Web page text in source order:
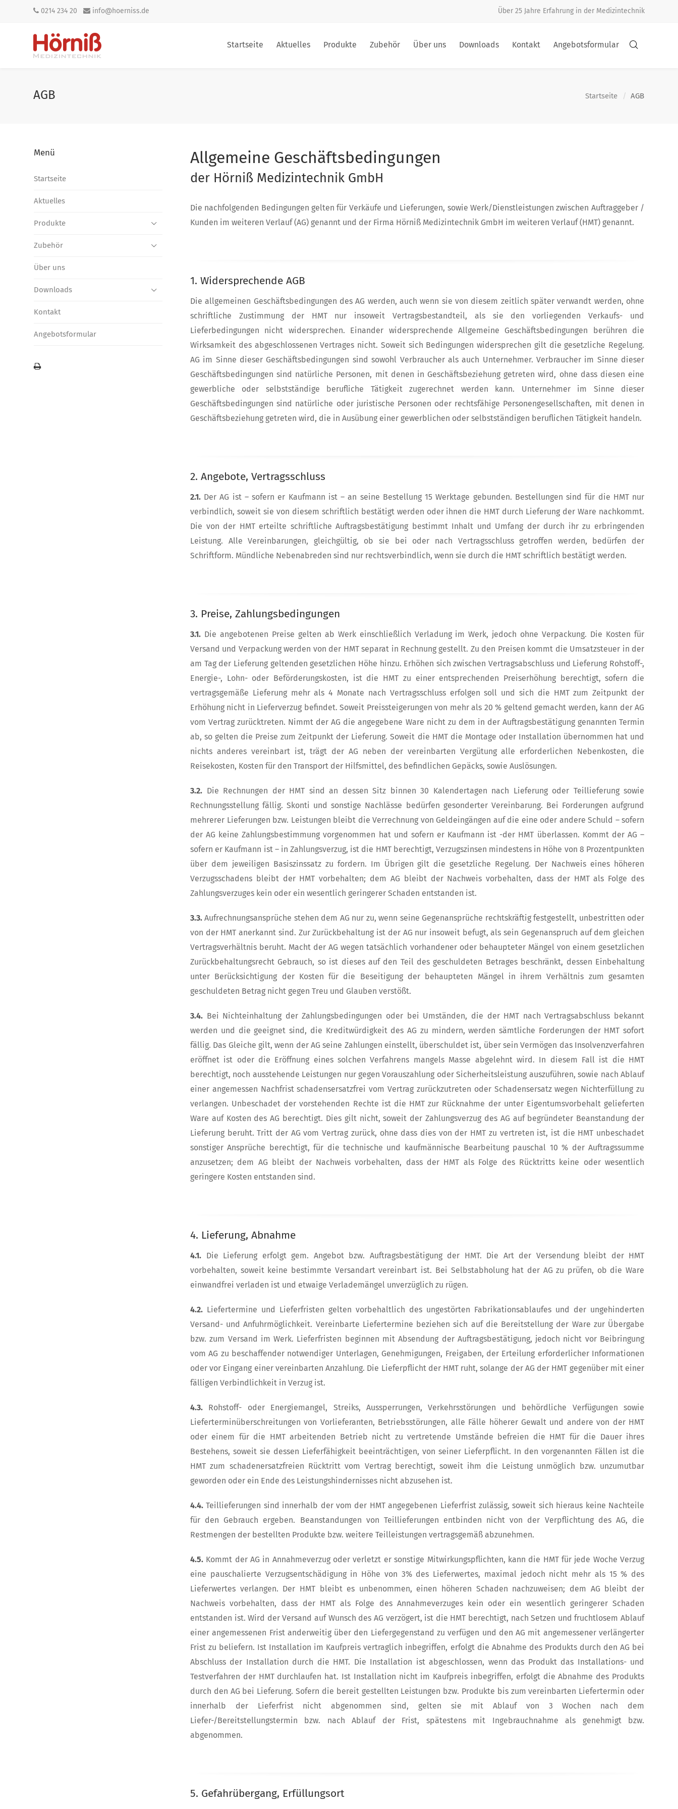
0214 234 20 info@hoerniss.de Über 25 Jahre Erfahrung in der Medizintechnik
Startseite Aktuelles Produkte Zubehör Über uns Downloads Kontakt Angebotsformular
AGB Startseite AGB
Allgemeine Geschäftsbedingungen
der Hörniß Medizintechnik GmbH
Die nachfolgenden Bedingungen gelten für Verkäufe und Lieferungen, sowie Werk/Dienstleistungen zwischen Auftraggeber /
Kunden im weiteren Verlauf (AG) genannt und der Firma Hörniß Medizintechnik GmbH im weiteren Verlauf (HMT) genannt.
1. Widersprechende AGB
Die allgemeinen Geschäftsbedingungen des AG werden, auch wenn sie von diesem zeitlich später verwandt werden, ohne
schriftliche Zustimmung der HMT nur insoweit Vertragsbestandteil, als sie den vorliegenden Verkaufs- und
Lieferbedingungen nicht widersprechen. Einander widersprechende Allgemeine Geschäftsbedingungen berühren die
Wirksamkeit des abgeschlossenen Vertrages nicht. Soweit sich Bedingungen widersprechen gilt die gesetzliche Regelung.
AG im Sinne dieser Geschäftsbedingungen sind sowohl Verbraucher als auch Unternehmer. Verbraucher im Sinne dieser
Geschäftsbedingungen sind natürliche Personen, mit denen in Geschäftsbeziehung getreten wird, ohne dass diesen eine
gewerbliche oder selbstständige berufliche Tätigkeit zugerechnet werden kann. Unternehmer im Sinne dieser
Geschäftsbedingungen sind natürliche oder juristische Personen oder rechtsfähige Personengesellschaften, mit denen in
Geschäftsbeziehung getreten wird, die in Ausübung einer gewerblichen oder selbstständigen beruflichen Tätigkeit handeln.
2. Angebote, Vertragsschluss
2.1. Der AG ist – sofern er Kaufmann ist – an seine Bestellung 15 Werktage gebunden. Bestellungen sind für die HMT nur
verbindlich, soweit sie von diesem schriftlich bestätigt werden oder ihnen die HMT durch Lieferung der Ware nachkommt.
Die von der HMT erteilte schriftliche Auftragsbestätigung bestimmt Inhalt und Umfang der durch ihr zu erbringenden
Leistung. Alle Vereinbarungen, gleichgültig, ob sie bei oder nach Vertragsschluss getroffen werden, bedürfen der
Schriftform. Mündliche Nebenabreden sind nur rechtsverbindlich, wenn sie durch die HMT schriftlich bestätigt werden.
3. Preise, Zahlungsbedingungen
3.1. Die angebotenen Preise gelten ab Werk einschließlich Verladung im Werk, jedoch ohne Verpackung. Die Kosten für
Versand und Verpackung werden von der HMT separat in Rechnung gestellt. Zu den Preisen kommt die Umsatzsteuer in der
am Tag der Lieferung geltenden gesetzlichen Höhe hinzu. Erhöhen sich zwischen Vertragsabschluss und Lieferung Rohstoff-,
Energie-, Lohn- oder Beförderungskosten, ist die HMT zu einer entsprechenden Preiserhöhung berechtigt, sofern die
vertragsgemäße Lieferung mehr als 4 Monate nach Vertragsschluss erfolgen soll und sich die HMT zum Zeitpunkt der
Erhöhung nicht in Lieferverzug befindet. Soweit Preissteigerungen von mehr als 20 % geltend gemacht werden, kann der AG
vom Vertrag zurücktreten. Nimmt der AG die angegebene Ware nicht zu dem in der Auftragsbestätigung genannten Termin
ab, so gelten die Preise zum Zeitpunkt der Lieferung. Soweit die HMT die Montage oder Installation übernommen hat und
nichts anderes vereinbart ist, trägt der AG neben der vereinbarten Vergütung alle erforderlichen Nebenkosten, die
Reisekosten, Kosten für den Transport der Hilfsmittel, des befindlichen Gepäcks, sowie Auslösungen.
3.2. Die Rechnungen der HMT sind an dessen Sitz binnen 30 Kalendertagen nach Lieferung oder Teillieferung sowie
Rechnungsstellung fällig. Skonti und sonstige Nachlässe bedürfen gesonderter Vereinbarung. Bei Forderungen aufgrund
mehrerer Lieferungen bzw. Leistungen bleibt die Verrechnung von Geldeingängen auf die eine oder andere Schuld – sofern
der AG keine Zahlungsbestimmung vorgenommen hat und sofern er Kaufmann ist -der HMT überlassen. Kommt der AG –
sofern er Kaufmann ist – in Zahlungsverzug, ist die HMT berechtigt, Verzugszinsen mindestens in Höhe von 8 Prozentpunkten
über dem jeweiligen Basiszinssatz zu fordern. Im Übrigen gilt die gesetzliche Regelung. Der Nachweis eines höheren
Verzugsschadens bleibt der HMT vorbehalten; dem AG bleibt der Nachweis vorbehalten, dass der HMT als Folge des
Zahlungsverzuges kein oder ein wesentlich geringerer Schaden entstanden ist.
3.3.Aufrechnungsansprüche stehen dem AG nur zu, wenn seine Gegenansprüche rechtskräftig festgestellt, unbestritten oder
von der HMT anerkannt sind. Zur Zurückbehaltung ist der AG nur insoweit befugt, als sein Gegenanspruch auf dem gleichen
Vertragsverhältnis beruht. Macht der AG wegen tatsächlich vorhandener oder behaupteter Mängel von einem gesetzlichen
Zurückbehaltungsrecht Gebrauch, so ist dieses auf den Teil des geschuldeten Betrages beschränkt, dessen Einbehaltung
unter Berücksichtigung der Kosten für die Beseitigung der behaupteten Mängel in ihrem Verhältnis zum gesamten
geschuldeten Betrag nicht gegen Treu und Glauben verstößt.
3.4. Bei Nichteinhaltung der Zahlungsbedingungen oder bei Umständen, die der HMT nach Vertragsabschluss bekannt
werden und die geeignet sind, die Kreditwürdigkeit des AG zu mindern, werden sämtliche Forderungen der HMT sofort
fällig. Das Gleiche gilt, wenn der AG seine Zahlungen einstellt, überschuldet ist, über sein Vermögen das Insolvenzverfahren
eröffnet ist oder die Eröffnung eines solchen Verfahrens mangels Masse abgelehnt wird. In diesem Fall ist die HMT
berechtigt, noch ausstehende Leistungen nur gegen Vorauszahlung oder Sicherheitsleistung auszuführen, sowie nach Ablauf
einer angemessen Nachfrist schadensersatzfrei vom Vertrag zurückzutreten oder Schadensersatz wegen Nichterfüllung zu
verlangen. Unbeschadet der vorstehenden Rechte ist die HMT zur Rücknahme der unter Eigentumsvorbehalt gelieferten
Ware auf Kosten des AG berechtigt. Dies gilt nicht, soweit der Zahlungsverzug des AG auf begründeter Beanstandung der
Lieferung beruht. Tritt der AG vom Vertrag zurück, ohne dass dies von der HMT zu vertreten ist, ist die HMT unbeschadet
sonstiger Ansprüche berechtigt, für die technische und kaufmännische Bearbeitung pauschal 10 % der Auftragssumme
anzusetzen; dem AG bleibt der Nachweis vorbehalten, dass der HMT als Folge des Rücktritts keine oder wesentlich
geringere Kosten entstanden sind.
4. Lieferung, Abnahme
4.1. Die Lieferung erfolgt gem. Angebot bzw. Auftragsbestätigung der HMT. Die Art der Versendung bleibt der HMT
vorbehalten, soweit keine bestimmte Versandart vereinbart ist. Bei Selbstabholung hat der AG zu prüfen, ob die Ware
einwandfrei verladen ist und etwaige Verlademängel unverzüglich zu rügen.
4.2. Liefertermine und Lieferfristen gelten vorbehaltlich des ungestörten Fabrikationsablaufes und der ungehinderten
Versand- und Anfuhrmöglichkeit. Vereinbarte Liefertermine beziehen sich auf die Bereitstellung der Ware zur Übergabe
bzw. zum Versand im Werk. Lieferfristen beginnen mit Absendung der Auftragsbestätigung, jedoch nicht vor Beibringung
vom AG zu beschaffender notwendiger Unterlagen, Genehmigungen, Freigaben, der Erteilung erforderlicher Informationen
oder vor Eingang einer vereinbarten Anzahlung. Die Lieferpflicht der HMT ruht, solange der AG der HMT gegenüber mit einer
fälligen Verbindlichkeit in Verzug ist.
4.3. Rohstoff- oder Energiemangel, Streiks, Aussperrungen, Verkehrsstörungen und behördliche Verfügungen sowie
Liefertermin­überschreitungen von Vorlieferanten, Betriebsstörungen, alle Fälle höherer Gewalt und andere von der HMT
oder einem für die HMT arbeitenden Betrieb nicht zu vertretende Umstände befreien die HMT für die Dauer ihres
Bestehens, soweit sie dessen Lieferfähigkeit beeinträchtigen, von seiner Lieferpflicht. In den vorgenannten Fällen ist die
HMT zum schadenersatzfreien Rücktritt vom Vertrag berechtigt, soweit ihm die Leistung unmöglich bzw. unzumutbar
geworden oder ein Ende des Leistungshindernisses nicht abzusehen ist.
4.4.Teillieferungen sind innerhalb der vom der HMT angegebenen Lieferfrist zulässig, soweit sich hieraus keine Nachteile
für den Gebrauch ergeben. Beanstandungen von Teillieferungen entbinden nicht von der Verpflichtung des AG, die
Restmengen der bestellten Produkte bzw. weitere Teilleistungen vertragsgemäß abzunehmen.
4.5. Kommt der AG in Annahmeverzug oder verletzt er sonstige Mitwirkungspflichten, kann die HMT für jede Woche Verzug
eine pauschalierte Verzugsentschädigung in Höhe von 3% des Lieferwertes, maximal jedoch nicht mehr als 15 % des
Lieferwertes verlangen. Der HMT bleibt es unbenommen, einen höheren Schaden nachzuweisen; dem AG bleibt der
Nachweis vorbehalten, dass der HMT als Folge des Annahmeverzuges kein oder ein wesentlich geringerer Schaden
entstanden ist. Wird der Versand auf Wunsch des AG verzögert, ist die HMT berechtigt, nach Setzen und fruchtlosem Ablauf
einer angemessenen Frist anderweitig über den Liefergegenstand zu verfügen und den AG mit angemessener verlängerter
Frist zu beliefern. Ist Installation im Kaufpreis vertraglich inbegriffen, erfolgt die Abnahme des Produkts durch den AG bei
Abschluss der Installation durch die HMT. Die Installation ist abgeschlossen, wenn das Produkt das Installations- und
Testverfahren der HMT durchlaufen hat. Ist Installation nicht im Kaufpreis inbegriffen, erfolgt die Abnahme des Produkts
durch den AG bei Lieferung. Sofern die bereit gestellten Leistungen bzw. Produkte bis zum vereinbarten Liefertermin oder
innerhalb der Lieferfrist nicht abgenommen sind, gelten sie mit Ablauf von 3 Wochen nach dem
Liefer-/Bereitstellungstermin bzw. nach Ablauf der Frist, spätestens mit Ingebrauchnahme als genehmigt bzw.
abgenommen.
5. Gefahrübergang, Erfüllungsort
Menü
Startseite
Aktuelles
Produkte
Zubehör
Über uns
Downloads
Kontakt
Angebotsformular